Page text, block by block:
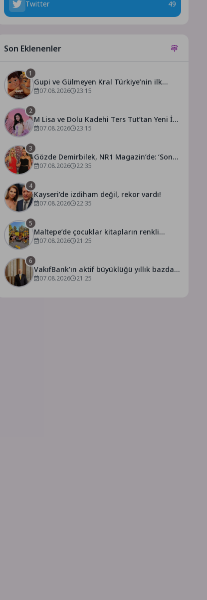
Twitter 49
Son Eklenenler
1
Gupi ve Gülmeyen Kral Türkiye’nin ilk
IMAX® animasyon filmi oluyor
07.08.2026 23:15
2
M Lisa ve Dolu Kadehi Ters Tut’tan Yeni İş
Birliği: Vişne
07.08.2026 23:15
3
Gözde Demirbilek, NR1 Magazin’de: ‘Son
assolist olarak var olacağım!’
07.08.2026 22:35
4
Kayseri’de izdiham değil, rekor vardı!
07.08.2026 22:35
5
Maltepe’de çocuklar kitapların renkli
dünyasında buluştu
07.08.2026 21:25
6
VakıfBank’ın aktif büyüklüğü yıllık bazda
yüzde 28 artışla 5,8 trilyon TL’yi aştı
07.08.2026 21:25